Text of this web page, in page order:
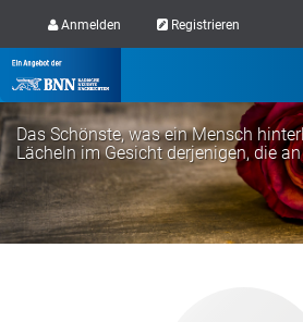
Anmelden Registrieren
Das Schönste, was ein Mensch
Lächeln im Gesicht derjenigen, die